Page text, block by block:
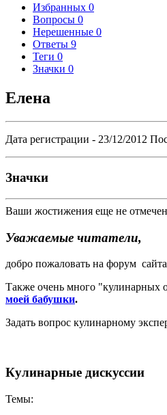
Избранных 0
Вопросы 0
Нерешенные 0
Ответы 9
Теги 0
Значки 0
Елена
Дата регистрации - 23/12/2012
Значки
Ваши жостижения еще не
Уважаемые читатели,
добро пожаловать на форум сайта
Также очень много "кулинарных
моей бабушки.
Задать вопрос кулинарному
Кулинарные дискуссии
Темы: